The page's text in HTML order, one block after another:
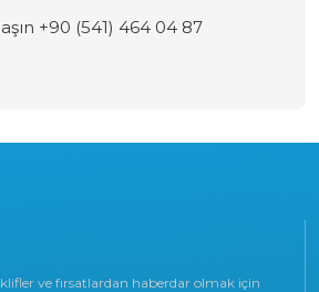
+90 (541) 464 04 87
ve fırsatlardan haberdar olmak için